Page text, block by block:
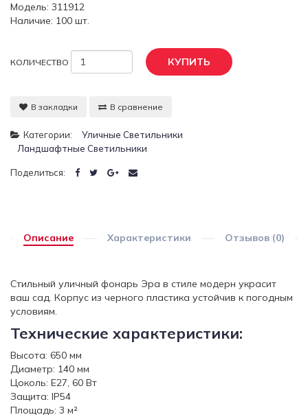
Модель: 311912
Наличие: 100 шт.
КОЛИЧЕСТВО КУПИТЬ
В закладки В сравнение
Категории:
Уличные Светильники
Ландшафтные Светильники
Поделиться:
Описание Характеристики Отзывов (0)
Стильный уличный фонарь Эра в стиле модерн украсит
ваш сад. Корпус из черного пластика устойчив к погодным
условиям.
Технические характеристики:
Высота: 650 мм
Диаметр: 140 мм
Цоколь: E27, 60 Вт
Защита: IP54
Площадь: 3 м²